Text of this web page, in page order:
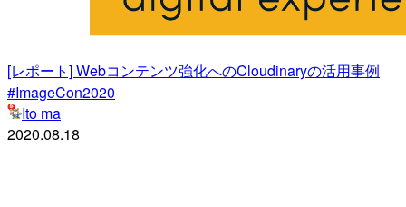
[レポート] Webコンテンツ強化へのCloudinaryの活用事例
#ImageCon2020
Ito ma
2020.08.18